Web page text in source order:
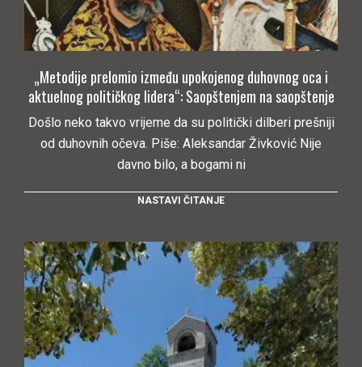
„Metodije prelomio između upokojenog duhovnog oca i
aktuelnog političkog lidera“: Saopštenjem na saopštenje
Došlo neko takvo vrijeme da su politički dilberi prešniji
od duhovnih očeva. Piše: Aleksandar Živković Nije
davno bilo, a bogami ni
NASTAVI ČITANJE